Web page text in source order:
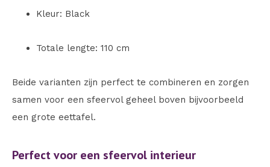
Kleur: Black
Totale lengte: 110 cm
Beide varianten zijn perfect te combineren en zorgen
samen voor een sfeervol geheel boven bijvoorbeeld
een grote eettafel.
Perfect voor een sfeervol interieur